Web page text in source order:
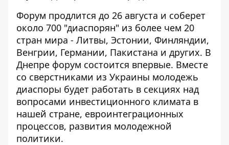
Форум продлится до 26 августа и соберет
около 700 "диаспорян" из более чем 20
стран мира - Литвы, Эстонии, Финляндии,
Венгрии, Германии, Пакистана и других. В
Днепре форум состоится впервые. Вместе
со сверстниками из Украины молодежь
диаспоры будет работать в секциях над
вопросами инвестиционного климата в
нашей стране, евроинтеграционных
процессов, развития молодежной
политики.